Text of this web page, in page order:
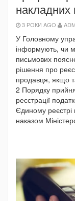
3 РОКИ AGO
У Головному
інформують, чи
письмових
рішення про
продавця, якщо
2 Порядку
реєстрації
Єдиному реєстрі
наказом